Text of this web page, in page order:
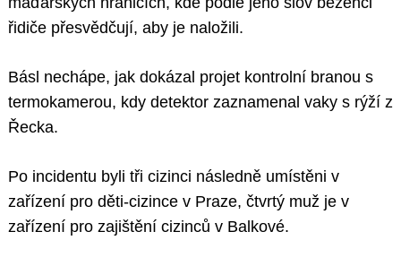
řidiče přesvědčují, aby je naložili.
Básl nechápe, jak dokázal projet kontrolní branou s
termokamerou, kdy detektor zaznamenal vaky s rýží z
Řecka.
Po incidentu byli tři cizinci následně umístěni v
zařízení pro děti-cizince v Praze, čtvrtý muž je v
zařízení pro zajištění cizinců v Balkové.